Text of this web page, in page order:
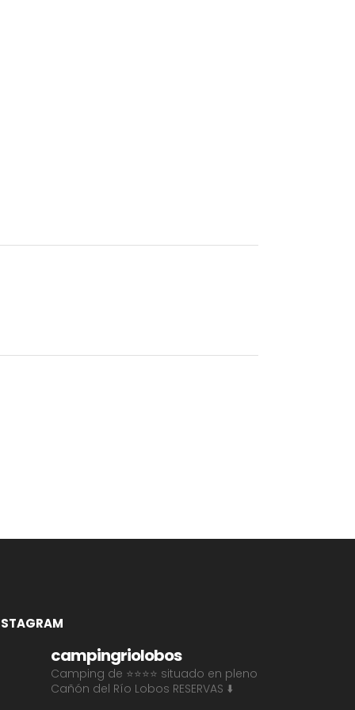
campingriolobos
Camping de ⭐⭐⭐⭐ situado en pleno
Cañón del Río Lobos RESERVAS ⬇️